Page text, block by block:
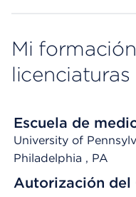
Mi
licenciaturas
Escuela de
University of
Philadelphia , PA
Autorización del